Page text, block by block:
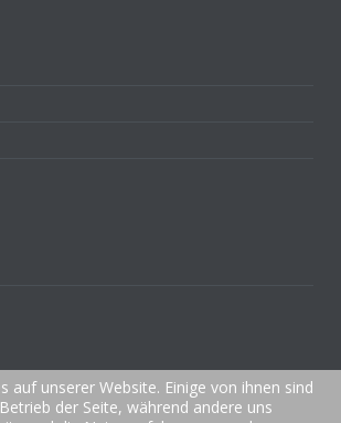
auf unserer Website. Einige von ihnen sind
der Seite, während andere uns